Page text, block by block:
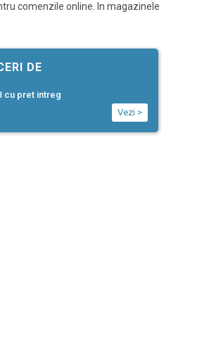
comenzile online. In magazinele
DE
cu pret intreg
Vezi >